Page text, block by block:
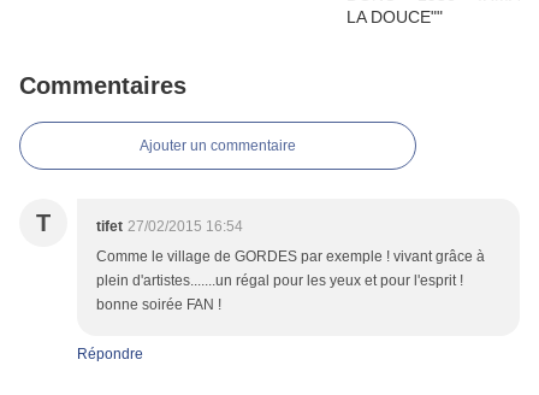
Commentaires
Ajouter un commentaire
T tifet 27/02/2015 16:54
Comme le village de GORDES par exemple ! vivant grâce à
plein d'artistes.......un régal pour les yeux et pour l'esprit !
bonne soirée FAN !
Répondre